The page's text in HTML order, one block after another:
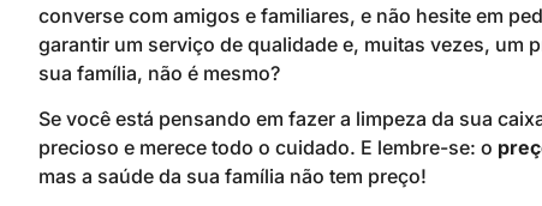
converse com amigos e familiares, e não hesite em
garantir um serviço de qualidade e, muitas vezes, um
sua família, não é mesmo?
Se você está pensando em fazer a limpeza da sua
precioso e merece todo o cuidado. E lembre-se: o
mas a saúde da sua família não tem preço!